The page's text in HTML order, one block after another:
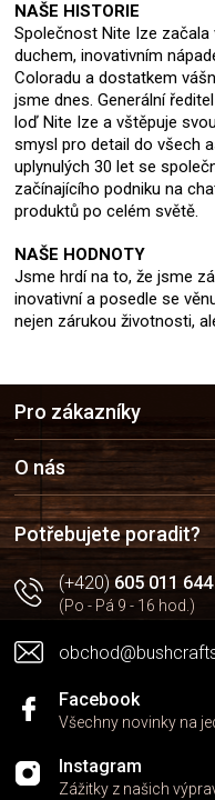
NAŠE HISTORIE
Společnost Nite Ize
duchem, inovativním
Coloradu a dostatkem
jsme dnes. Generální
loď Nite Ize a vštěpuje
smysl pro detail do všech
uplynulých 30 let se
začínajícího podniku na
produktů po celém světě.
NAŠE HODNOTY
Jsme hrdí na to, že jsme
inovativní a posedle se
nejen zárukou životnosti,
a
t
í
Pro zákazníky
O nás
Potřebujete poradit?
(+420)605 011 644
(Po - Pá 9 - 16 hod.)
Facebook
Všechny novinky na
Instagram
Zážitky z našich